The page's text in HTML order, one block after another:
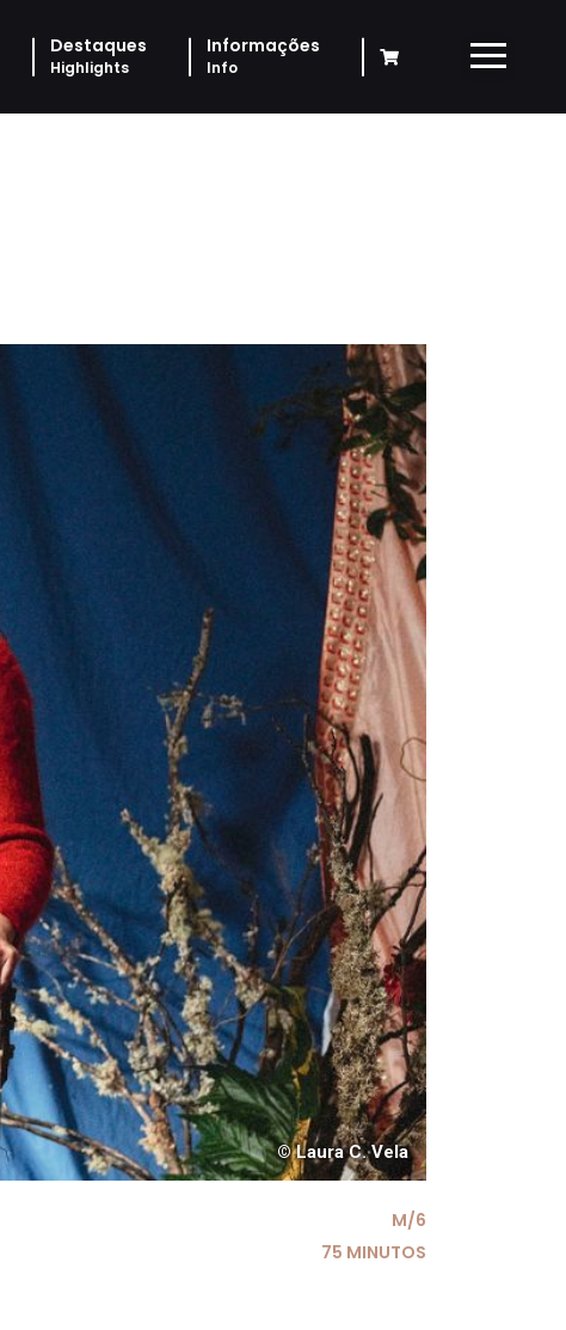
Destaques
Highlights
Informações
Info
© Laura C. Vela
M/6
75 MINUTOS